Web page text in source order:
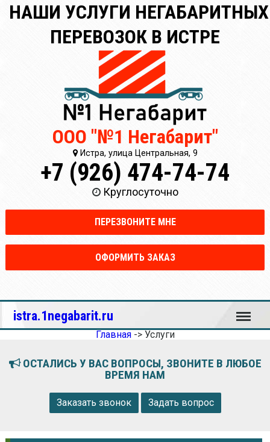
НАШИ УСЛУГИ НЕГАБАРИТНЫХ
ПЕРЕВОЗОК В ИСТРЕ
ООО "№1 Негабарит"
Истра, улица Центральная, 9
+7 (926) 474-74-74
Круглосуточно
ПЕРЕЗВОНИТЕ МНЕ
ОФОРМИТЬ ЗАКАЗ
istra.1negabarit.ru Меню
Главная-> Услуги
ОСТАЛИСЬ У ВАС ВОПРОСЫ, ЗВОНИТЕ В ЛЮБОЕ
ВРЕМЯ НАМ
Заказать звонок Задать вопрос